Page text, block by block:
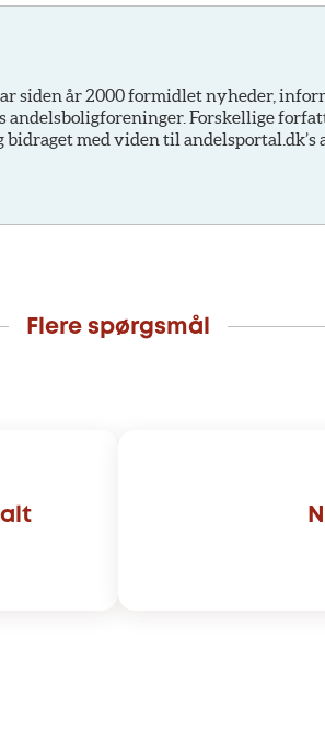
siden år 2000 formidlet nyheder,
andelsboligforeninger. Forskellige
med viden til andelsportal.dk’s
Flere spørgsmål